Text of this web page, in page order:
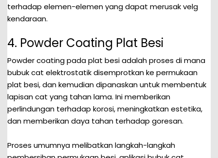
terhadap elemen-elemen yang dapat merusak velg
kendaraan.
4. Powder Coating Plat Besi
Powder coating pada plat besi adalah proses di mana
bubuk cat elektrostatik disemprotkan ke permukaan
plat besi, dan kemudian dipanaskan untuk membentuk
lapisan cat yang tahan lama. Ini memberikan
perlindungan terhadap korosi, meningkatkan estetika,
dan memberikan daya tahan terhadap goresan.
Proses umumnya melibatkan langkah-langkah